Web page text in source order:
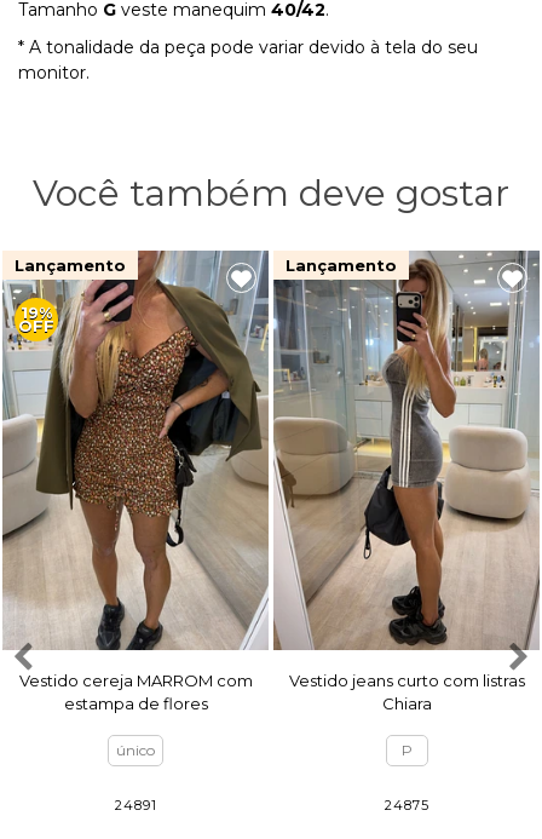
Tamanho G veste manequim 40/42.
* A tonalidade da peça pode variar devido à tela do seu
monitor.
Você também deve gostar
Lançamento
19%
OFF
Vestido cereja MARROM com
estampa de flores
único
24891
Lançamento
Vestido jeans curto com listras
Chiara
P
24875